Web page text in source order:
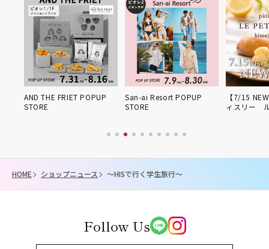
AND THE FRIET POPUP
STORE
San-ai Resort POPUP
STORE
【7/15
ィスリー
HOME ショップニュース ～HISで行く学生旅行～
Follow Us